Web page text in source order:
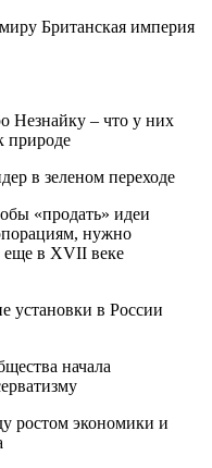
Британская империя
Незнайку – что у них
природе
в зеленом переходе
«продать» идеи
нужно
еще в XVII веке
установки в России
начала
ростом экономики и